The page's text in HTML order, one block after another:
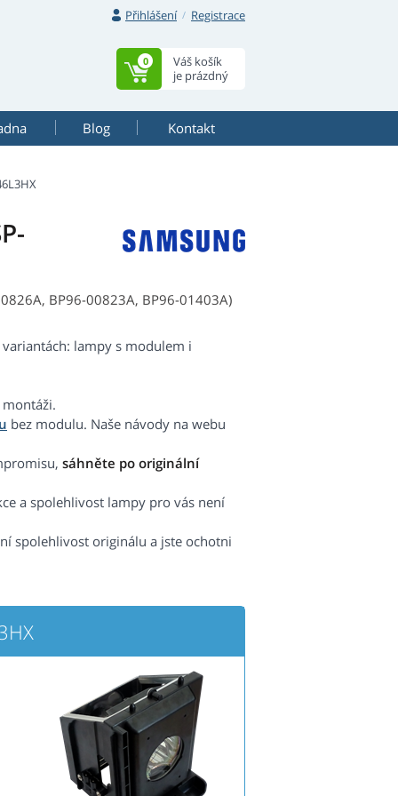
Přihlášení Registrace
Váš košík
je prázdný
0
Blog Kontakt
BP96-00823A, BP96-01403A)
lampy s modulem i
bez modulu. Naše návody na webu
sáhněte po originální
a spolehlivost lampy pro vás není
spolehlivost originálu a jste ochotni